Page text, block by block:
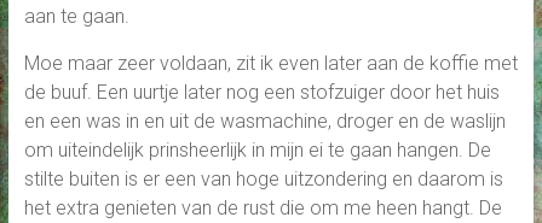
aan te gaan.
Moe maar zeer voldaan, zit ik even later aan de koffie met
de buuf. Een uurtje later nog een stofzuiger door het huis
en een was in en uit de wasmachine, droger en de waslijn
om uiteindelijk prinsheerlijk in mijn ei te gaan hangen. De
stilte buiten is er een van hoge uitzondering en daarom is
het extra genieten van de rust die om me heen hangt. De